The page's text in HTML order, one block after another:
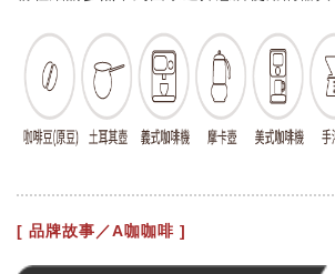
[ 品牌故事／A咖咖啡 ]